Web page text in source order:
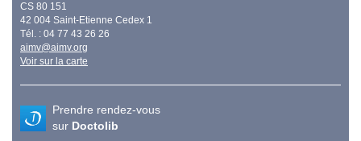
CS 80 151
42 004 Saint-Etienne Cedex 1
Tél. : 04 77 43 26 26
aimv@aimv.org
Voir sur la carte
Prendre rendez-vous
sur Doctolib